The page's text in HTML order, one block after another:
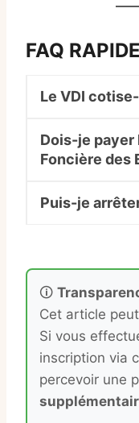
FAQ RAPIDE
Le VDI
Dois-je payer
Foncière des
Puis-je
🛈
Cet article
Si vous
inscription via
percevoir une